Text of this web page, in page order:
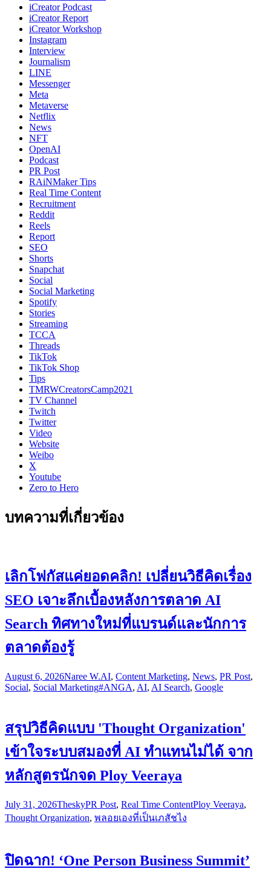
iCreator Podcast
iCreator Report
iCreator Workshop
Instagram
Interview
Journalism
LINE
Messenger
Meta
Metaverse
Netflix
News
NFT
OpenAI
Podcast
PR Post
RAiNMaker Tips
Real Time Content
Recruitment
Reddit
Reels
Report
SEO
Shorts
Snapchat
Social
Social Marketing
Spotify
Stories
Streaming
TCCA
Threads
TikTok
TikTok Shop
Tips
TMRWCreatorsCamp2021
TV Channel
Twitch
Twitter
Video
Website
Weibo
X
Youtube
Zero to Hero
บทความที่เกี่ยวข้อง
เลิกโฟกัสแค่ยอดคลิก! เปลี่ยนวิธีคิดเรื่อง
SEO เจาะลึกเบื้องหลังการตลาด AI
Search ทิศทางใหม่ที่แบรนด์และนักการ
ตลาดต้องรู้
August 6, 2026Naree W.AI, Content Marketing, News, PR Post,
Social, Social Marketing#ANGA, AI, AI Search, Google
สรุปวิธีคิดแบบ 'Thought Organization'
เข้าใจระบบสมองที่ AI ทำแทนไม่ได้ จาก
หลักสูตรนักจด Ploy Veeraya
July 31, 2026TheskyPR Post, Real Time ContentPloy Veeraya,
Thought Organization, พลอยเองที่เป็นเภสัชไง
ปิดฉาก! ‘One Person Business Summit’